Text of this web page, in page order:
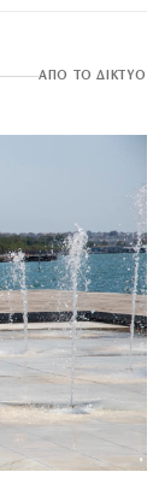
ΑΠΟ ΤΟ ΔΙΚΤΥΟ